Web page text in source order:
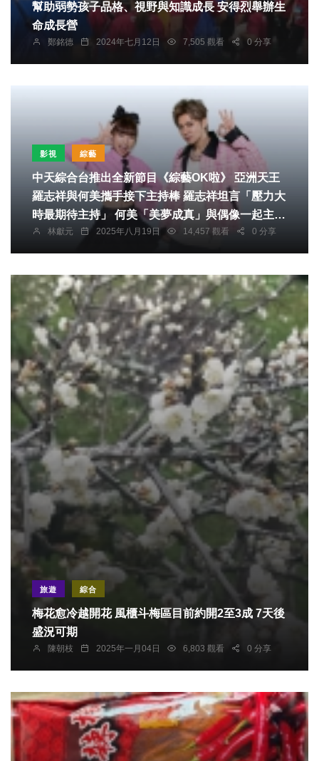
幫助弱勢孩子品格、視野與知識成長 安得烈舉辦生
命成長營
鄭銘德 2024年七月12日 7,505 觀看 0 分享
影視 綜藝
中天綜合台推出全新節目《綜藝OK啦》 亞洲天王
羅志祥與何美攜手接下主持棒 羅志祥坦言「壓力大
時最期待主持」 何美「美夢成真」與偶像一起主持
被爆對著羅志祥傻笑
林獻元 2025年八月19日 14,457 觀看 0 分享
旅遊 綜合
梅花愈冷越開花 風櫃斗梅區目前約開2至3成 7天後
盛況可期
陳朝枝 2025年一月04日 6,803 觀看 0 分享